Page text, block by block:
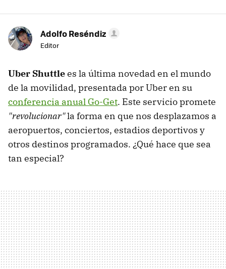
Adolfo Reséndiz
Editor
Uber Shuttlees la última novedad en el mundo
de la movilidad, presentada por Uber en su
conferencia anual Go-Get. Este servicio promete
"revolucionar"la forma en que nos desplazamos a
aeropuertos, conciertos, estadios deportivos y
otros destinos programados. ¿Qué hace que sea
tan especial?